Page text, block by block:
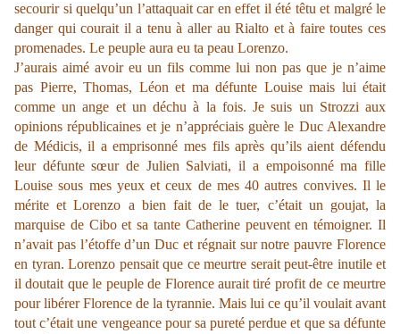
secourir si quelqu’un l’attaquait car en effet il été têtu et malgré le
danger qui courait il a tenu à aller au Rialto et à faire toutes ces
promenades. Le peuple aura eu ta peau Lorenzo.
J’aurais aimé avoir eu un fils comme lui non pas que je n’aime
pas Pierre, Thomas, Léon et ma défunte Louise mais lui était
comme un ange et un déchu à la fois. Je suis un Strozzi aux
opinions républicaines et je n’appréciais guère le Duc Alexandre
de Médicis, il a emprisonné mes fils après qu’ils aient défendu
leur défunte sœur de Julien Salviati, il a empoisonné ma fille
Louise sous mes yeux et ceux de mes 40 autres convives. Il le
mérite et Lorenzo a bien fait de le tuer, c’était un goujat, la
marquise de Cibo et sa tante Catherine peuvent en témoigner. Il
n’avait pas l’étoffe d’un Duc et régnait sur notre pauvre Florence
en tyran. Lorenzo pensait que ce meurtre serait peut-être inutile et
il doutait que le peuple de Florence aurait tiré profit de ce meurtre
pour libérer Florence de la tyrannie. Mais lui ce qu’il voulait avant
tout c’était une vengeance pour sa pureté perdue et que sa défunte